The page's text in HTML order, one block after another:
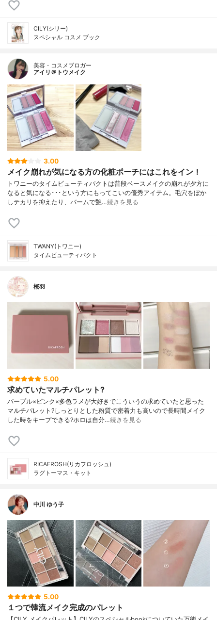
CILY(シリー)
スペシャル コスメ ブック
美容・コスメブロガー
アイリ＠トウメイク
3.00
メイク崩れが気になる方の化粧ポーチにはこれをイン！
トワニーのタイムビューティパクトは普段ベースメイクの崩れが夕方に
なると気になる･･･という方にもってこいの優秀アイテム。毛穴をぼか
しテカリを抑えたり、バームで艶…続きを見る
TWANY(トワニー)
タイムビューティパクト
桜羽
5.00
求めていたマルチパレット?
パープル×ピンク×多色ラメが大好きでこういうの求めていたと思った
マルチパレット?しっとりとした粉質で密着力も高いので長時間メイク
した時をキープできる?ホロは自分…続きを見る
RICAFROSH(リカフロッシュ)
ラグトーマス・キット
中川 ゆう子
5.00
１つで韓流メイク完成のパレット